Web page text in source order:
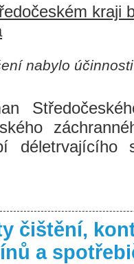
kraji
nabylo
déletrvajícího
čištění,
a